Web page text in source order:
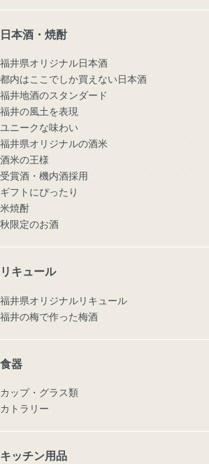
日本酒・焼酎
福井県オリジナル日本酒
都内はここでしか買えない日本酒
福井地酒のスタンダード
福井の風土を表現
ユニークな味わい
福井県オリジナルの酒米
酒米の王様
受賞酒・機内酒採用
ギフトにぴったり
米焼酎
秋限定のお酒
リキュール
福井県オリジナルリキュール
福井の梅で作った梅酒
食器
カップ・グラス類
カトラリー
キッチン用品